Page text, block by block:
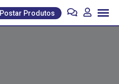
Postar Produtos